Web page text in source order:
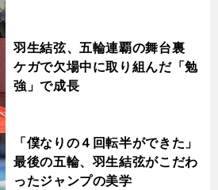
羽生結弦、五輪連覇の舞台裏
ケガで欠場中に取り組んだ「勉
強」で成長
「僕なりの４回転半ができた」
最後の五輪、羽生結弦がこだわ
ったジャンプの美学